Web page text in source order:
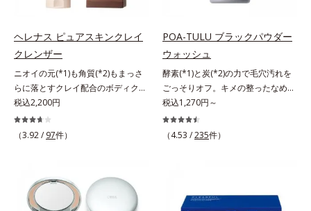
ヘレナス ピュアスキンクレイ
クレンザー
ニオイの元(*1)も角質(*2)もまっさ
らに落とすクレイ配合のボディクレ
ンザー。「へレナス」は、スキンケ
アに強みのあるオルビスとフレグラ
ンスを愛するセントピアによる共同
(*2)もまっさらにオフするボディク
レンザーです。気になるニオイ、ご
わつきの元となるのは、皮脂と古い
税込2,200円
（3.92 / 97件）
POA-TULU ブラックパウダー
ウォッシュ
酵素(*1)と炭(*2)の力で毛穴汚れを
ごっそりオフ。キメの整ったなめら
か肌へ。酵素(*1)と炭(*2)の力で毛
穴汚れをしっかり落とす、パウダー
タイプの酵素洗顔料です。皮脂やた
で落としましょう。3種の酵素がた
税込1,270円～
（4.53 /235件）